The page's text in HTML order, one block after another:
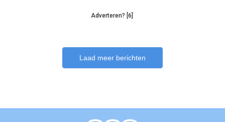
Adverteren? [6]
Laad meer berichten